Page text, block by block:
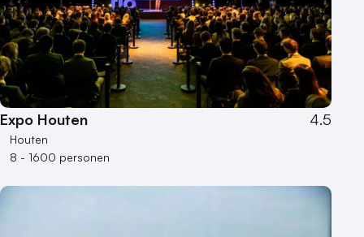
Expo Houten 4.5
Houten
8 - 1600 personen